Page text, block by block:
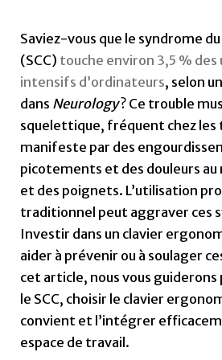
Saviez-vous que le syndrome
(SCC) touche environ 3,5 %
intensifs d’ordinateurs, selon
dans Neurology? Ce trouble
squelettique, fréquent chez les
manifeste par des
picotements et des douleurs au
et des poignets. L’utilisation
traditionnel peut aggraver ces
Investir dans un clavier
aider à prévenir ou à soulager
cet article, nous vous
le SCC, choisir le clavier
convient et l’intégrer
espace de travail.​